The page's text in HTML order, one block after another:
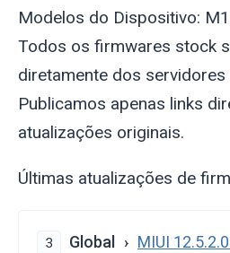
Modelos do Dispositivo:
Todos os firmwares stock
diretamente dos servidores
Publicamos apenas links
atualizações originais.
Últimas atualizações de
3 Global MIUI